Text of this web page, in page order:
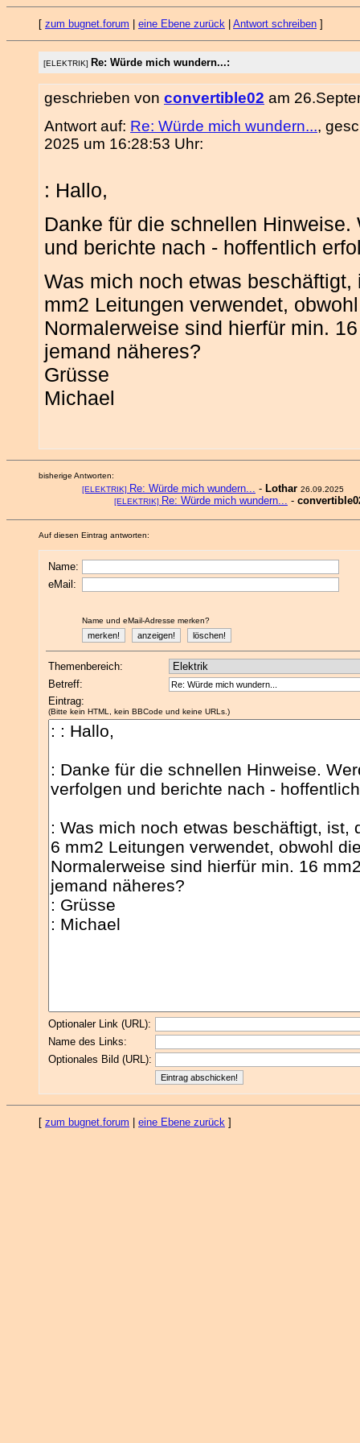
[ zum bugnet.forum eine Ebene zurück Antwort schreiben ]
[ELEKTRIK] Re: Würde mich wundern...:
geschrieben von convertible02 am
Antwort auf: Re: Würde mich wundern...,
2025 um 16:28:53 Uhr:
: Hallo,
Danke für die schnellen
und berichte nach - hoffentlich
Was mich noch etwas
mm2 Leitungen verwendet,
Normalerweise sind hierfür min.
jemand näheres?
Grüsse
Michael
bisherige Antworten:
[ELEKTRIK] Re: Würde mich wundern... - Lothar 26.09.2025
[ELEKTRIK] Re: Würde mich wundern... -
Auf diesen Eintrag antworten:
Name:
eMail:
Name und eMail-Adresse merken?
Themenbereich:
Betreff:
Eintrag:
(Bitte kein HTML, kein BBCode und keine URLs.)
Optionaler Link (URL):
Name des Links:
Optionales Bild (URL):
[ zum bugnet.forum eine Ebene zurück ]